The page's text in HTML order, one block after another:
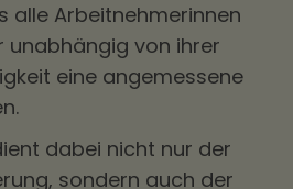
alle Arbeitnehmerinnen
unabhängig von ihrer
eine angemessene
dabei nicht nur der
sondern auch der